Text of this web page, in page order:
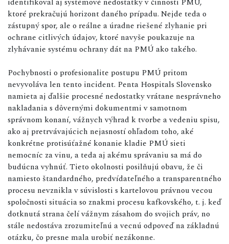
ktoré prekračujú horizont daného prípadu. Nejde teda o
zástupný spor, ale o reálne a úradne riešené zlyhanie pri
ochrane citlivých údajov, ktoré navyše poukazuje na
zlyhávanie systému ochrany dát na PMÚ ako takého.
Pochybnosti o profesionalite postupu PMÚ pritom
nevyvoláva len tento incident. Penta Hospitals Slovensko
namieta aj ďalšie procesné nedostatky vrátane nesprávneho
nakladania s dôvernými dokumentmi v samotnom
správnom konaní, vážnych výhrad k tvorbe a vedeniu spisu,
ako aj pretrvávajúcich nejasností ohľadom toho, aké
konkrétne protisúťažné konanie kladie PMÚ sieti
nemocníc za vinu, a teda aj akému správaniu sa má do
budúcna vyhnúť. Tieto okolnosti posilňujú obavu, že či
namiesto štandardného, predvídateľného a transparentného
procesu nevznikla v súvislosti s kartelovou právnou vecou
spoločnosti situácia so znakmi procesu kafkovského, t. j. keď
dotknutá strana čelí vážnym zásahom do svojich práv, no
stále nedostáva zrozumiteľnú a vecnú odpoveď na základnú
otázku, čo presne mala urobiť nezákonne.